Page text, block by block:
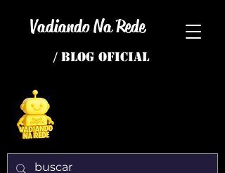
Vadiando Na Rede
/ BLOG OFICIAL